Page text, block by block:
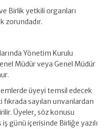
Birlik yetkili organları
zorundadır.
Yönetim Kurulu
Müdür veya Genel Müdür
üyeyi temsil edecek
fıkrada sayılan unvanlardan
Üyeler, söz konusu
günü içerisinde Birliğe yazılı